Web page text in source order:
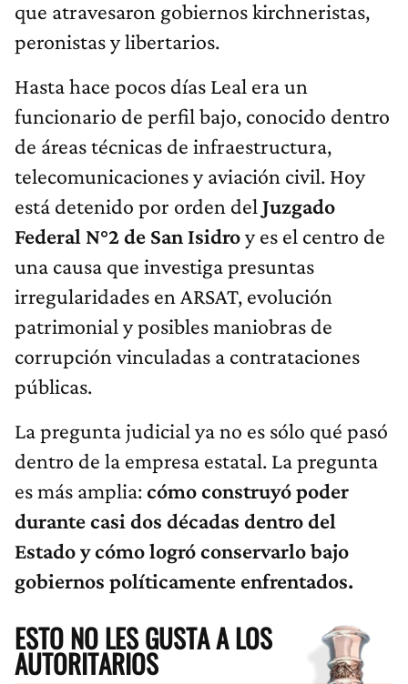
que atravesaron gobiernos kirchneristas,
peronistas y libertarios.
Hasta hace pocos días Leal era un
funcionario de perfil bajo, conocido dentro
de áreas técnicas de infraestructura,
telecomunicaciones y aviación civil. Hoy
está detenido por orden del Juzgado
Federal N°2 de San Isidroy es el centro de
una causa que investiga presuntas
irregularidades en ARSAT, evolución
patrimonial y posibles maniobras de
corrupción vinculadas a contrataciones
públicas.
La pregunta judicial ya no es sólo qué pasó
dentro de la empresa estatal. La pregunta
es más amplia:cómo construyó poder
durante casi dos décadas dentro del
Estado y cómo logró conservarlo bajo
gobiernos políticamente enfrentados.
ESTO NO LES GUSTA A LOS
AUTORITARIOS